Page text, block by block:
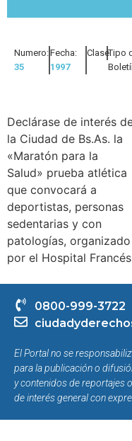
Numero:
35
Fecha:
1997
Clase:Tipo
Declárase de interés
la Ciudad de Bs.As. la
«Maratón para la
Salud» prueba atlética
que convocará a
deportistas, personas
sedentarias y con
patologías, organizado
por el Hospital
0800-999-3722
El Portal no se
para la publicación o
y contenidos de reportajes
de interés general con